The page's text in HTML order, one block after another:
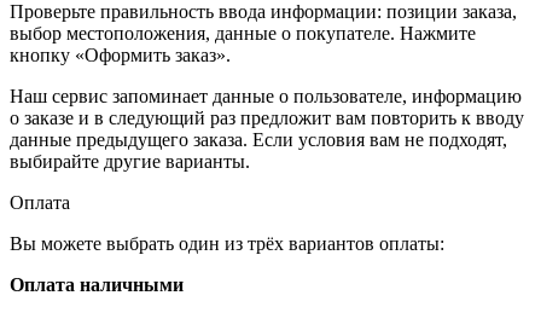
Проверьте правильность ввода информации: позиции заказа,
выбор местоположения, данные о покупателе. Нажмите
кнопку «Оформить заказ».
Наш сервис запоминает данные о пользователе, информацию
о заказе и в следующий раз предложит вам повторить к вводу
данные предыдущего заказа. Если условия вам не подходят,
выбирайте другие варианты.
Оплата
Вы можете выбрать один из трёх вариантов оплаты:
Оплата наличными